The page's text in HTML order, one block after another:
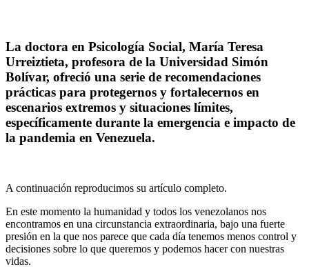
La doctora en Psicología Social, María Teresa
Urreiztieta, profesora de la Universidad Simón
Bolívar, ofreció una serie de recomendaciones
prácticas para protegernos y fortalecernos en
escenarios extremos y situaciones límites,
específicamente durante la emergencia e impacto de
la pandemia en Venezuela.
A continuación reproducimos su artículo completo.
En este momento la humanidad y todos los venezolanos nos
encontramos en una circunstancia extraordinaria, bajo una fuerte
presión en la que nos parece que cada día tenemos menos control y
decisiones sobre lo que queremos y podemos hacer con nuestras
vidas.